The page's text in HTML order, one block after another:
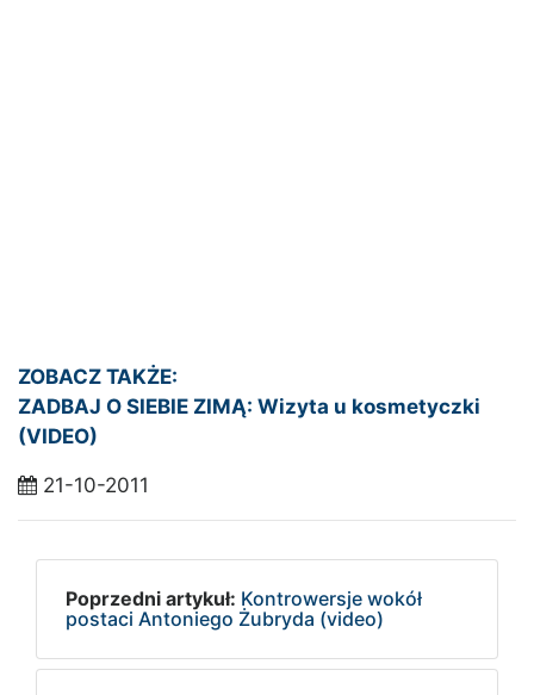
ZOBACZ TAKŻE:
ZADBAJ O SIEBIE ZIMĄ: Wizyta u kosmetyczki
(VIDEO)
21-10-2011
Poprzedni artykuł: Kontrowersje wokół
postaci Antoniego Żubryda (video)